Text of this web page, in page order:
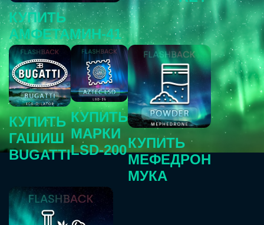
КУПИТЬ
АМФЕТАМИН-41
КУПИТЬ
ГАШИШ
BUGATTI
КУПИТЬ
МАРКИ
LSD-200КУПИТЬ
МЕФЕДРОН
МУКА